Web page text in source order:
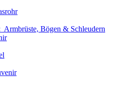
Armbrüste, Bögen & Schleudern